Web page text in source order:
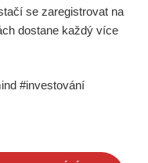
se zaregistrovat na
dostane každý více
#investování